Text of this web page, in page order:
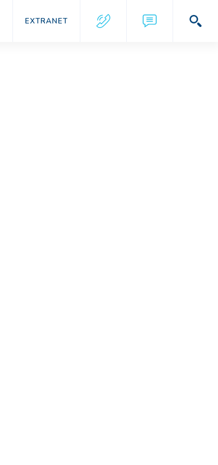
EXTRANET